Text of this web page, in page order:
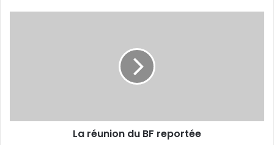
La réunion du BF reportée